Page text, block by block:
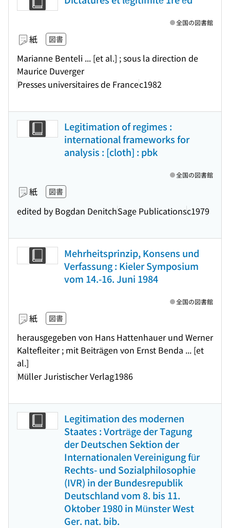
紙 図書
Marianne Benteli ... [et al.] ; sous la direction de
Maurice Duverger
Presses universitaires de Francec1982
全国の図書館
Legitimation of regimes :
international frameworks for
analysis : [cloth] : pbk
紙 図書
edited by Bogdan DenitchSage Publicationsc1979
全国の図書館
Mehrheitsprinzip, Konsens und
Verfassung : Kieler Symposium
vom 14.-16. Juni 1984
紙 図書
herausgegeben von Hans Hattenhauer und Werner
Kaltefleiter ; mit Beiträgen von Ernst Benda ... [et
al.]
Müller Juristischer Verlag1986
全国の図書館
Legitimation des modernen
Staates : Vorträge der Tagung
der Deutschen Sektion der
Internationalen Vereinigung für
Rechts- und Sozialphilosophie
(IVR) in der Bundesrepublik
Deutschland vom 8. bis 11.
Oktober 1980 in Münster West
Ger. nat. bib.